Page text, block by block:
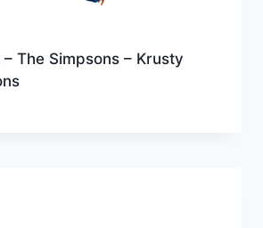
The Simpsons – Krusty